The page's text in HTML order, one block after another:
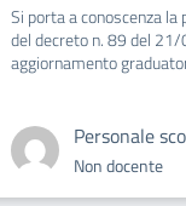
Si porta a conoscenza la
del decreto n. 89 del
aggiornamento
Personale
Non docente